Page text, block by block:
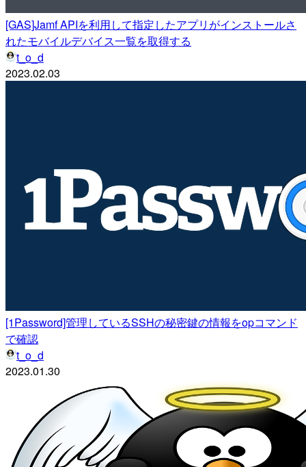
[GAS]Jamf APIを利用して指定したアプリがインストールさ
れたモバイルデバイス一覧を取得する
t_o_d
2023.02.03
[1Password]管理しているSSHの秘密鍵の情報をopコマンド
で確認
t_o_d
2023.01.30